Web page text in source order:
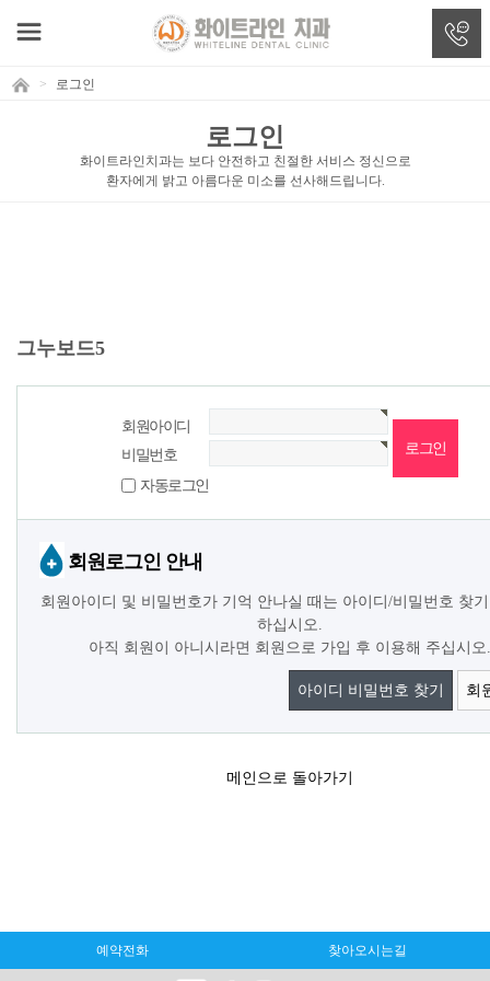
> 로그인
로그인
화이트라인치과는 보다 안전하고 친절한 서비스 정신으로
환자에게 밝고 아름다운 미소를 선사해드립니다.
그누보드5
회원아이디
비밀번호
자동로그인
회원로그인 안내
회원아이디 및 비밀번호가 기억 안나실 때는 아이디/비밀번호 찾
하십시오.
아직 회원이 아니시라면 회원으로 가입 후 이용해 주십시오.
아이디 비밀번호 찾기 회
메인으로 돌아가기
예약전화 찾아오시는길